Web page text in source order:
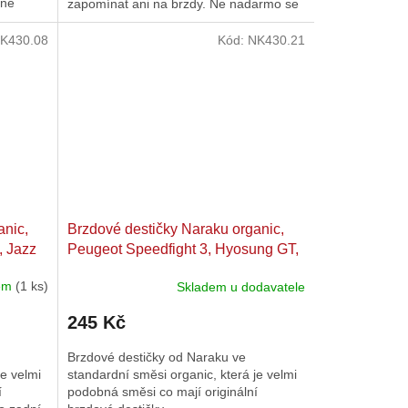
zapomínat ani na brzdy. Ne nadarmo se
říká: Co neubrzdíš to...
Jazz
(1 ks)
velmi
Brzdové destičky Naraku organic,
Peugeot Speedfight 3, Hyosung GT,
Skladem u dodavatele
245 Kč
Brzdové destičky od Naraku ve
standardní směsi organic, která je velmi
podobná směsi co mají originální
Kód: NK430.21